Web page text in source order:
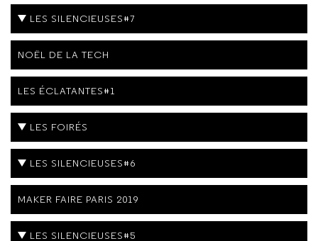
LES SILENCIEUSES#7
NOËL DE LA TECH
LES ÉCLATANTES#1
LES FOIRÉS
LES SILENCIEUSES#6
MAKER FAIRE PARIS 2019
LES SILENCIEUSES#5